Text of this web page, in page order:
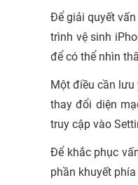
Để giải quyết
trình vệ sinh
để có thể nhìn
Một điều cần lưu
thay đổi diện
truy cập vào
Để khắc phục
phần khuyết